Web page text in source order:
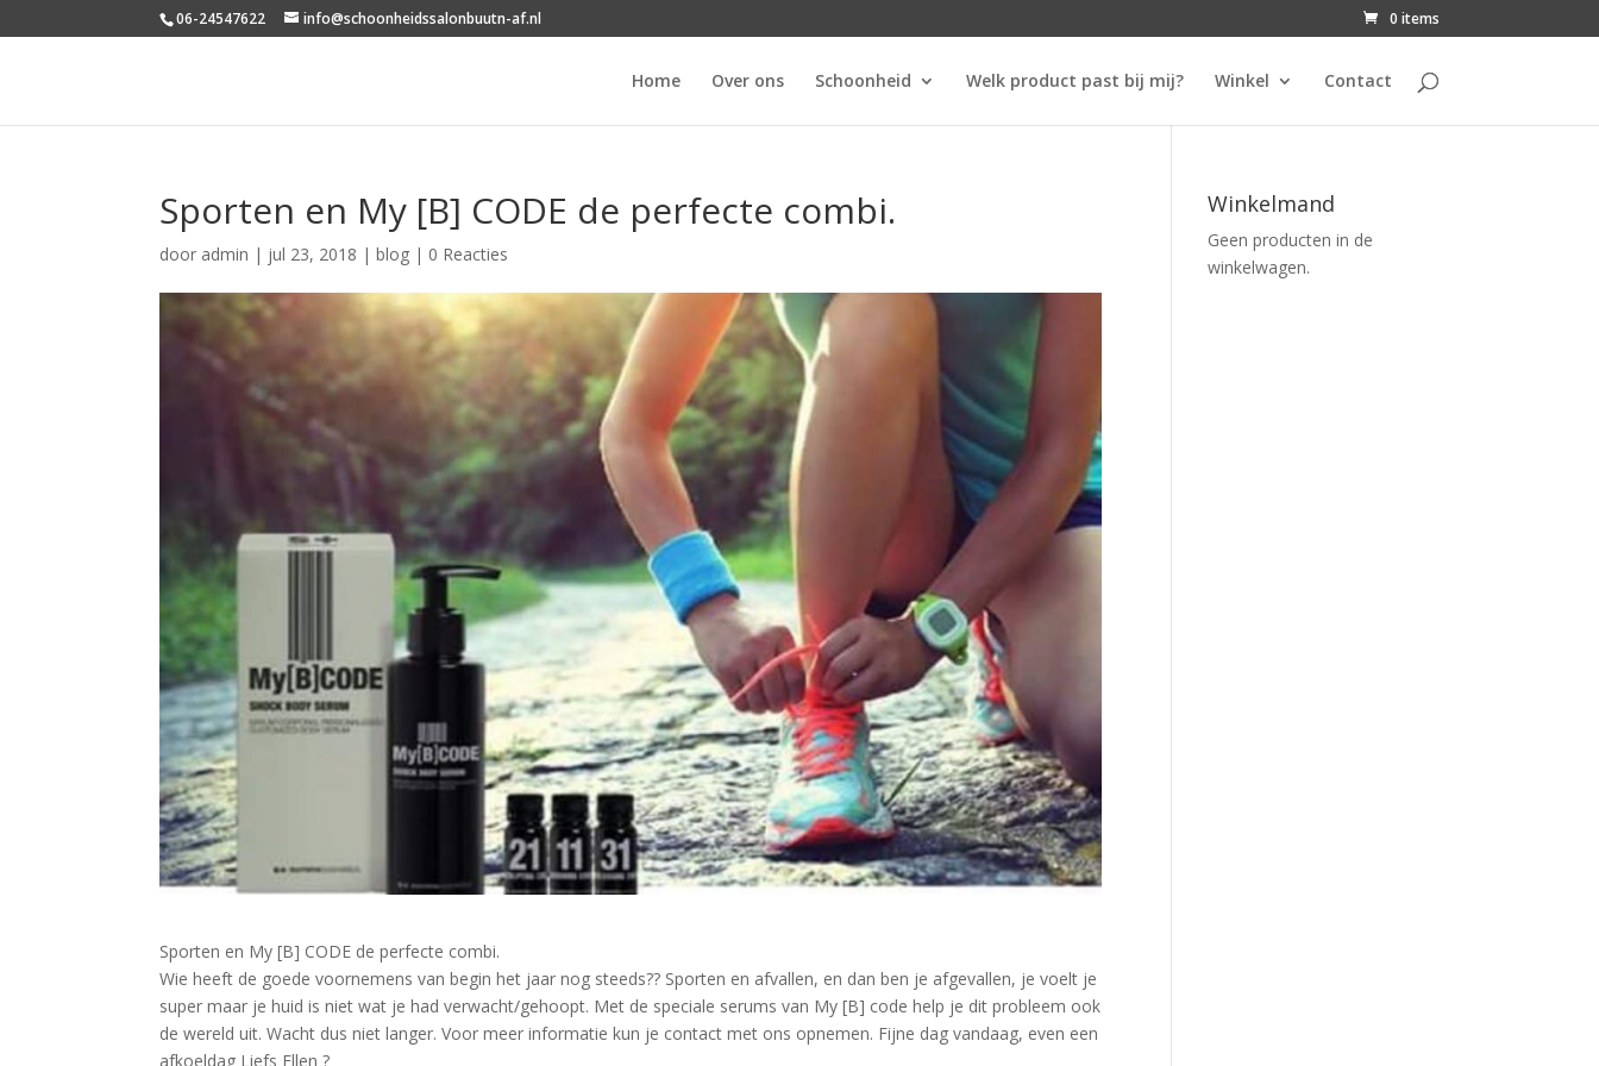
06-24547622 info@schoonheidssalonbuutn-af.nl 0 items
Home Over ons Schoonheid Welk product past bij mij? Winkel Contact
Sporten en My [B] CODE de perfecte combi.
door admin | jul 23, 2018 |blog | 0 Reacties
Sporten en My [B] CODE de perfecte combi.
Wie heeft de goede voornemens van begin het jaar nog steeds?? Sporten en afvallen, en dan ben je afgevallen, je voelt je
super maar je huid is niet wat je had verwacht/gehoopt. Met de speciale serums van My [B] code help je dit probleem ook
de wereld uit. Wacht dus niet langer. Voor meer informatie kun je contact met ons opnemen. Fijne dag vandaag, even een
afkoeldag Liefs Ellen?
Winkelmand
Geen producten in de
winkelwagen.